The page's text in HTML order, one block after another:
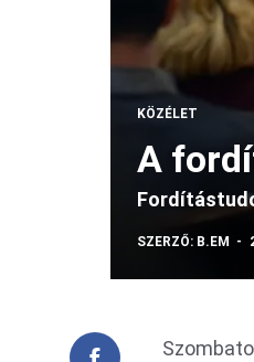
KÖZÉLET
A
SZERZŐ: B.EM